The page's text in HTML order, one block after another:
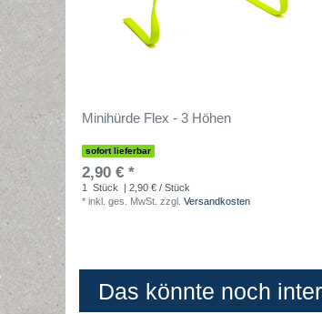
Minihürde Flex - 3 Höhen
sofort lieferbar
2,90 € *
1 Stück
| 2,90 € / Stück
* inkl. ges. MwSt. zzgl. Versandkosten
Das könnte noch